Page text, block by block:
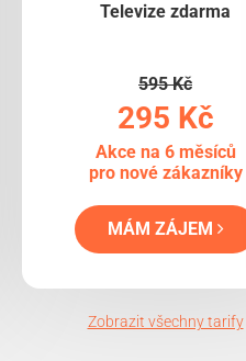
Televize zdarma
595 Kč
295 Kč
Akce na 6 měsíců
pro nové zákazníky
MÁM ZÁJEM
Zobrazit všechny tarify